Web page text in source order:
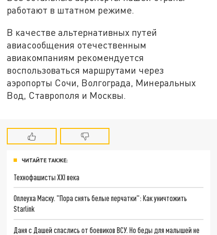
работают в штатном режиме.
В качестве альтернативных путей
авиасообщения отечественным
авиакомпаниям рекомендуется
воспользоваться маршрутами через
аэропорты Сочи, Волгограда, Минеральных
Вод, Ставрополя и Москвы.
ЧИТАЙТЕ ТАКЖЕ:
Технофашисты XXI века
Оплеуха Маску. "Пора снять белые перчатки": Как уничтожить
Starlink
Даня с Дашей спаслись от боевиков ВСУ. Но беды для малышей не